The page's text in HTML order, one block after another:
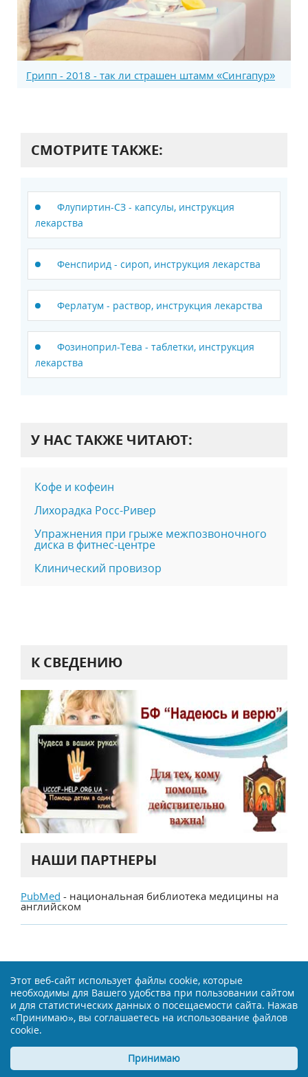
Грипп - 2018 - так ли страшен штамм «Сингапур»
СМОТРИТЕ ТАКЖЕ:
Флупиртин-СЗ - капсулы, инструкция
лекарства
Фенспирид - сироп, инструкция лекарства
Ферлатум - раствор, инструкция лекарства
Фозиноприл-Тева - таблетки, инструкция
лекарства
У НАС ТАКЖЕ ЧИТАЮТ:
Кофе и кофеин
Лихорадка Росс-Ривер
Упражнения при грыже межпозвоночного
диска в фитнес-центре
Клинический провизор
К СВЕДЕНИЮ
НАШИ ПАРТНЕРЫ
PubMed - национальная библиотека медицины на
английском
Врачам и клиникам
Реклама
Контакты
Карта сайта
Сообщить об ошибке
Политика конфиденциальности
Этот веб-сайт использует файлы cookie, которые
необходимы для Вашего удобства при пользовании сайтом
и для статистических данных о посещаемости сайта. Нажав
«Принимаю», вы соглашаетесь на использование файлов
cookie.
Принимаю